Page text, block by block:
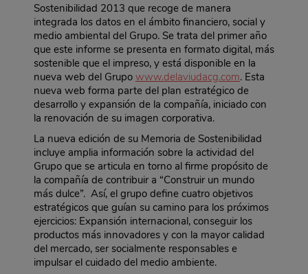
Sostenibilidad 2013 que recoge de manera
integrada los datos en el ámbito financiero, social y
medio ambiental del Grupo. Se trata del primer año
que este informe se presenta en formato digital, más
sostenible que el impreso, y está disponible en la
nueva web del Grupo www.delaviudacg.com. Esta
nueva web forma parte del plan estratégico de
desarrollo y expansión de la compañía, iniciado con
la renovación de su imagen corporativa.
La nueva edición de su Memoria de Sostenibilidad
incluye amplia información sobre la actividad del
Grupo que se articula en torno al firme propósito de
la compañía de contribuir a “Construir un mundo
más dulce”. Así, el grupo define cuatro objetivos
estratégicos que guían su camino para los próximos
ejercicios: Expansión internacional, conseguir los
productos más innovadores y con la mayor calidad
del mercado, ser socialmente responsables e
impulsar el cuidado del medio ambiente.